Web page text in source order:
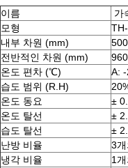
이름
가
모형
내부 차원 (mm)
전반적인 차원 (mm)
온도 편차 (℃)
A:
습도 범위 (R.H)
온도 동요
±
온도 탈선
±
습도 탈선
±
난방 비율
3
냉각 비율
1